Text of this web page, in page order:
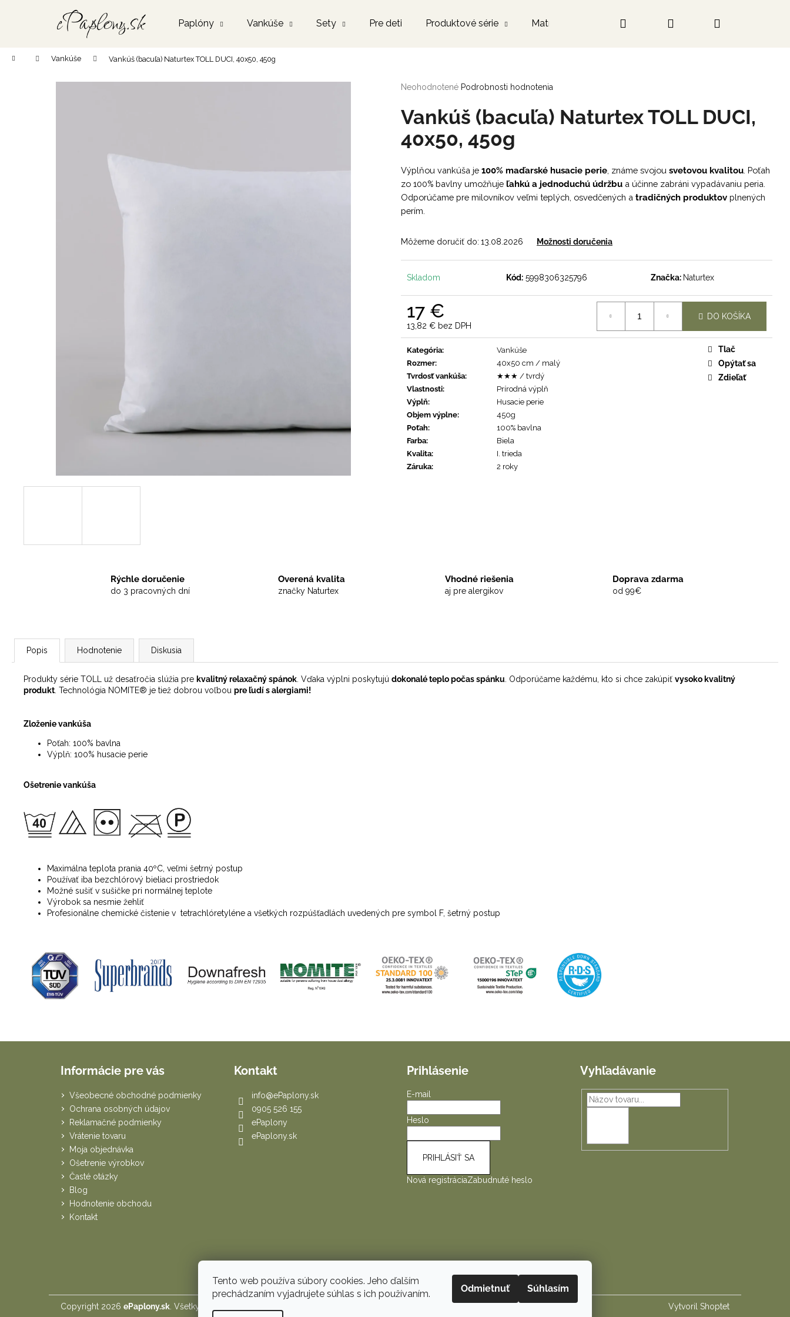
Tento web používa súbory cookies. Jeho ďalším
prechádzaním vyjadrujete súhlas s ich používaním.
Odmietnuť Súhlasím
Paplóny Vankúše Sety Pre deti Produktové série Matrace Prihlásenie
Domov Vankúše Vankúš (bacuľa) Naturtex TOLL DUCI, 40x50, 450g
Priemerné
produktu
je
z
Neohodnotené Podrobnosti hodnotenia
Vankúš (bacuľa) Naturtex TOLL DUCI,
40x50, 450g
Výplňou vankúša je 100% maďarské husacie perie , známe svojou svetovou kvalitou . Poťah
zo 100% bavlny umožňuje ľahkú a jednoduchú údržbu a účinne zabráni vypadávaniu peria.
Odporúčame pre milovníkov veľmi teplých, osvedčených a tradičných produktov plnených
perím.
Môžeme doručiť do: 13.08.2026 Možnosti doručenia
Skladom Kód: 5998306325796 Značka: Naturtex
17 €
13,82 € bez DPH
Jednotková
cena:
DO KOŠÍKA
Kategória:
Vankúše
Rozmer:
40x50 cm / malý
Tvrdosť vankúša:
★★★ / tvrdý
Vlastnosti:
Prírodná výplň
Výplň:
Husacie perie
Objem výplne:
450g
Poťah:
100% bavlna
Farba:
Biela
Kvalita:
I. trieda
Záruka: 2 roky
Tlač
Opýtať sa
Zdieľať
Rýchle doručenie
do 3 pracovných dní
Overená kvalita
značky Naturtex
Vhodné riešenia
aj pre alergikov
Doprava zdarma
od 99€
Popis Hodnotenie Diskusia
Produkty série TOLL už desaťročia slúžia pre kvalitný relaxačný spánok Vďaka výplni poskytujú dokonalé teplo počas spánku Odporúčame každému, kto si chce zakúpiť vysoko kvalitný
produkt Technológia NOMITE® je tiež dobrou voľbou pre ľudí s alergiami!
Zloženie vankúša
Poťah: 100% bavlna
Výplň: 100% husacie perie
Ošetrenie vankúša
Maximálna teplota prania 40ºC, veľmi šetrný postup
Používať iba bezchlórový bieliaci prostriedok
Možné sušiť v sušičke pri normálnej teplote
Výrobok sa nesmie žehliť
Profesionálne chemické čistenie v tetrachlóretyléne a všetkých rozpúšťadlách uvedených pre symbol F, šetrný postup
Späť
obchodu
Späť
obchodu
Čo potrebujete nájsť?
HĽADAŤ
Informácie pre vás
Všeobecné obchodné podmienky
Ochrana osobných údajov
Reklamačné podmienky
Vrátenie tovaru
Moja objednávka
Ošetrenie výrobkov
Časté otázky
Blog
Hodnotenie obchodu
Kontakt
Kontakt
info@ePaplony.sk
0905 526 155
ePaplony
ePaplony.sk
Prihlásenie
E-mail
Heslo
PRIHLÁSIŤ SA
Nová registráciaZabudnuté heslo
Vyhľadávanie
Vytvoril Shoptet
Copyright 2026 ePaplony.sk . Všetky práva vyhradené.